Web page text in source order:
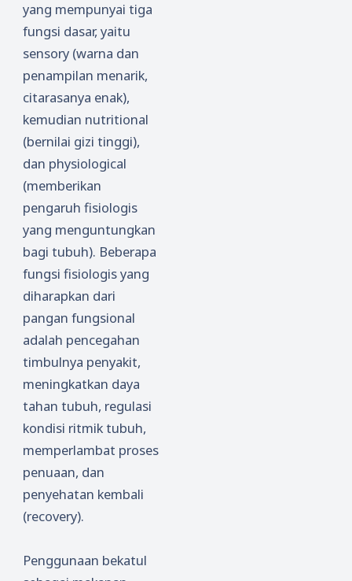
yang mempunyai tiga
fungsi dasar, yaitu
sensory (warna dan
penampilan menarik,
citarasanya enak),
kemudian nutritional
(bernilai gizi tinggi),
dan physiological
(memberikan
pengaruh fisiologis
yang menguntungkan
bagi tubuh). Beberapa
fungsi fisiologis yang
diharapkan dari
pangan fungsional
adalah pencegahan
timbulnya penyakit,
meningkatkan daya
tahan tubuh, regulasi
kondisi ritmik tubuh,
memperlambat proses
penuaan, dan
penyehatan kembali
(recovery).
Penggunaan bekatul